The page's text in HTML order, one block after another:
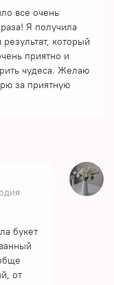
все очень
Я получила
который
приятно и
чудеса. Желаю
за приятную
букет
от